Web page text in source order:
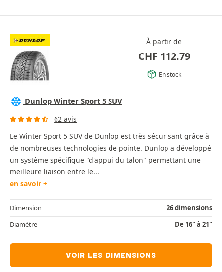
À partir de
CHF 112.79
En stock
Dunlop Winter Sport 5 SUV
62 avis
Le Winter Sport 5 SUV de Dunlop est très sécurisant grâce à
de nombreuses technologies de pointe. Dunlop a développé
un système spécifique "d'appui du talon" permettant une
meilleure liaison entre le...
en savoir +
Dimension
26 dimensions
Diamètre
De 16" à 21"
VOIR LES DIMENSIONS